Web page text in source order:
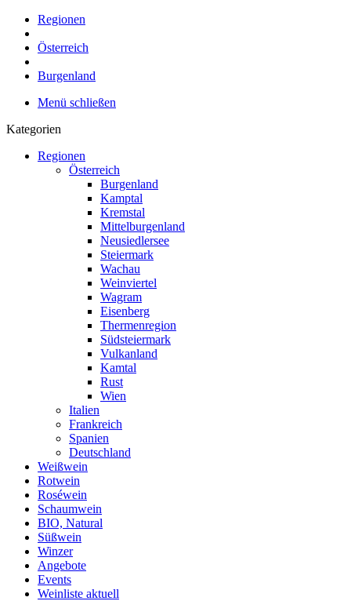
Regionen
Österreich
Burgenland
Menü schließen
Kategorien
Regionen
Österreich
Burgenland
Kamptal
Kremstal
Mittelburgenland
Neusiedlersee
Steiermark
Wachau
Weinviertel
Wagram
Eisenberg
Thermenregion
Südsteiermark
Vulkanland
Kamtal
Rust
Wien
Italien
Frankreich
Spanien
Deutschland
Weißwein
Rotwein
Roséwein
Schaumwein
BIO, Natural
Süßwein
Winzer
Angebote
Events
Weinliste aktuell